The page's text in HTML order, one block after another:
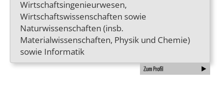
Wirtschaftsingenieurwesen,
Wirtschaftswissenschaften sowie
Naturwissenschaften (insb.
Materialwissenschaften, Physik und Chemie)
sowie Informatik